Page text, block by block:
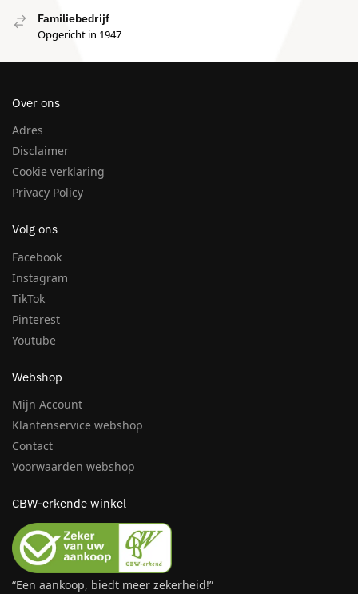
Familiebedrijf
Opgericht in 1947
Over ons
Adres
Disclaimer
Cookie verklaring
Privacy Policy
Volg ons
Facebook
Instagram
TikTok
Pinterest
Youtube
Webshop
Mijn Account
Klantenservice webshop
Contact
Voorwaarden webshop
CBW-erkende winkel
“Een aankoop, biedt meer zekerheid!”